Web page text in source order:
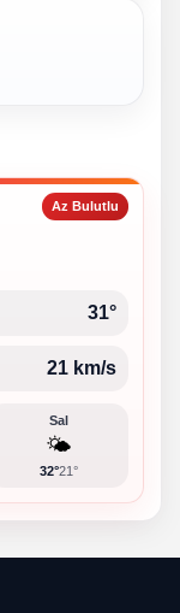
Az Bulutlu
31°
21 km/s
Sal
🌤️
32°21°